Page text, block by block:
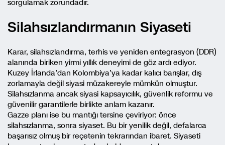
sorgulamak zorundadır.
Silahsızlandırmanın Siyaseti
Karar, silahsızlandırma, terhis ve yeniden entegrasyon (DDR)
alanında biriken yirmi yıllık deneyimi de göz ardı ediyor.
Kuzey İrlanda’dan Kolombiya’ya kadar kalıcı barışlar, dış
zorlamayla değil siyasi müzakereyle mümkün olmuştur.
Silahsızlanma ancak siyasi kapsayıcılık, güvenlik reformu ve
güvenilir garantilerle birlikte anlam kazanır.
Gazze planı ise bu mantığı tersine çeviriyor: önce
silahsızlanma, sonra siyaset. Bu bir yenilik değil, defalarca
başarısız olmuş bir reçetenin tekrarından ibaret. Siyaseti